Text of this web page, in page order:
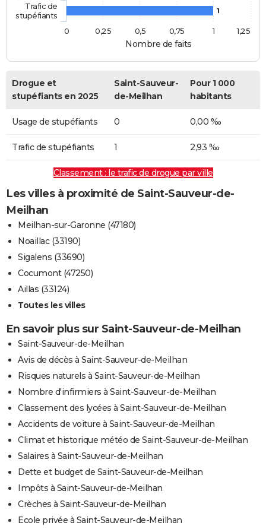
Nombre de faits
1
Trafic de
stupéfiants
0
1
0,25 0,5 0,75 1,25
Drogue et
stupéfiants en 2025
Saint-Sauveur-
de-Meilhan
Pour 1 000
habitants
Usage de stupéfiants 0 0,00 ‰
Trafic de stupéfiants 1 2,93 ‰
Classement : le trafic de drogue par ville
Les villes à proximité de Saint-Sauveur-de-
Meilhan
Meilhan-sur-Garonne (47180)
Noaillac (33190)
Sigalens (33690)
Cocumont (47250)
Aillas (33124)
Toutes les villes
En savoir plus sur Saint-Sauveur-de-Meilhan
Saint-Sauveur-de-Meilhan
Avis de décès à Saint-Sauveur-de-Meilhan
Risques naturels à Saint-Sauveur-de-Meilhan
Nombre d'infirmiers à Saint-Sauveur-de-Meilhan
Classement des lycées à Saint-Sauveur-de-Meilhan
Accidents de voiture à Saint-Sauveur-de-Meilhan
Climat et historique météo de Saint-Sauveur-de-Meilhan
Salaires à Saint-Sauveur-de-Meilhan
Dette et budget de Saint-Sauveur-de-Meilhan
Impôts à Saint-Sauveur-de-Meilhan
Crèches à Saint-Sauveur-de-Meilhan
Ecole privée à Saint-Sauveur-de-Meilhan